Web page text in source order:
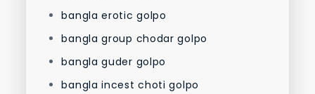
bangla erotic golpo
bangla group chodar golpo
bangla guder golpo
bangla incest choti golpo